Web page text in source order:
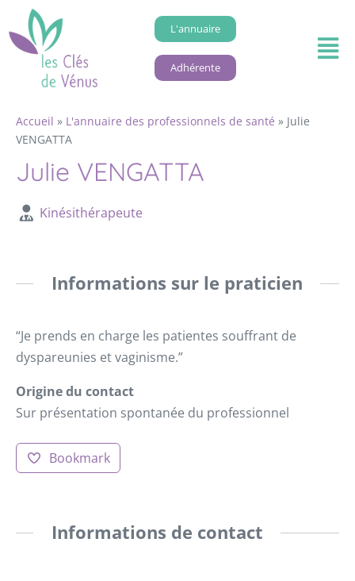
L'annuaire
Adhérente
Accueil » L'annuaire des professionnels de santé » Julie
VENGATTA
Julie VENGATTA
Kinésithérapeute
Informations sur le praticien
“Je prends en charge les patientes souffrant de
dyspareunies et vaginisme.”
Origine du contact
Sur présentation spontanée du professionnel
Bookmark
Informations de contact